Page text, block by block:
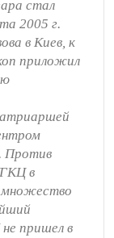
стал
2005 г.
в Киев, к
приложил
Против
в
множество
пришел в